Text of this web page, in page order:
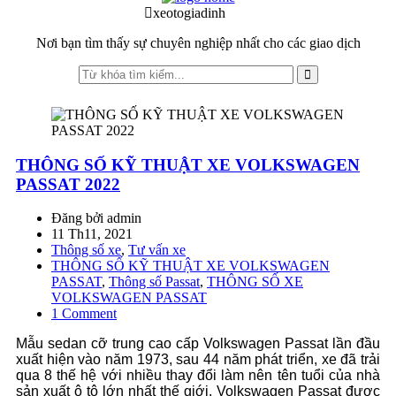
xeotogiadinh
Nơi bạn tìm thấy sự chuyên nghiệp nhất cho các giao dịch
THÔNG SỐ KỸ THUẬT XE VOLKSWAGEN
PASSAT 2022
Đăng bởi admin
11 Th11, 2021
Thông số xe, Tư vấn xe
THÔNG SỐ KỸ THUẬT XE VOLKSWAGEN
PASSAT, Thông số Passat, THÔNG SỐ XE
VOLKSWAGEN PASSAT
1 Comment
Mẫu sedan cỡ trung cao cấp Volkswagen Passat lần đầu
xuất hiện vào năm 1973, sau 44 năm phát triển, xe đã trải
qua 8 thế hệ với nhiều thay đổi làm nên tên tuổi của nhà
sản xuất ô tô lớn nhất thế giới. Volkswagen Passat được